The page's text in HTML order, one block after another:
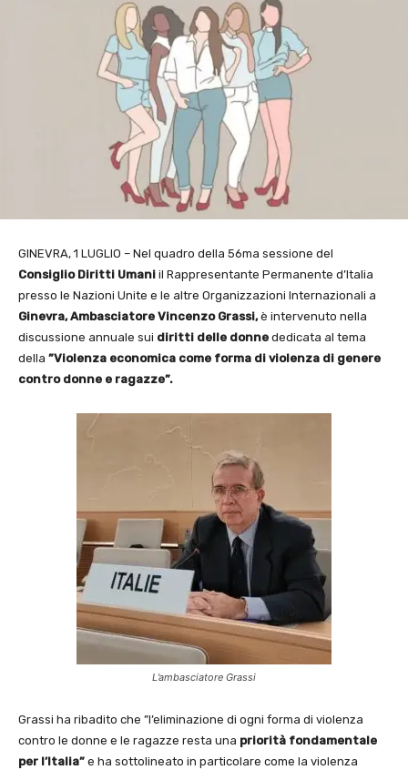
GINEVRA, 1 LUGLIO – Nel quadro della 56ma sessione del
Consiglio Diritti Umani il Rappresentante Permanente d’Italia
presso le Nazioni Unite e le altre Organizzazioni Internazionali a
Ginevra, Ambasciatore Vincenzo Grassi,è intervenuto nella
discussione annuale sui diritti delle donne dedicata al tema
della ”Violenza economica come forma di violenza di genere
contro donne e ragazze”.
L’ambasciatore Grassi
Grassi ha ribadito che ”l’eliminazione di ogni forma di violenza
contro le donne e le ragazze resta una priorità fondamentale
per l’Italia” e ha sottolineato in particolare come la violenza